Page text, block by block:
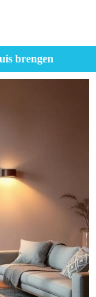
brengen